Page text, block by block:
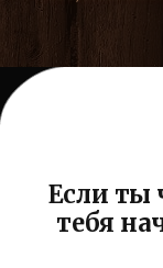
Если ты
тебя